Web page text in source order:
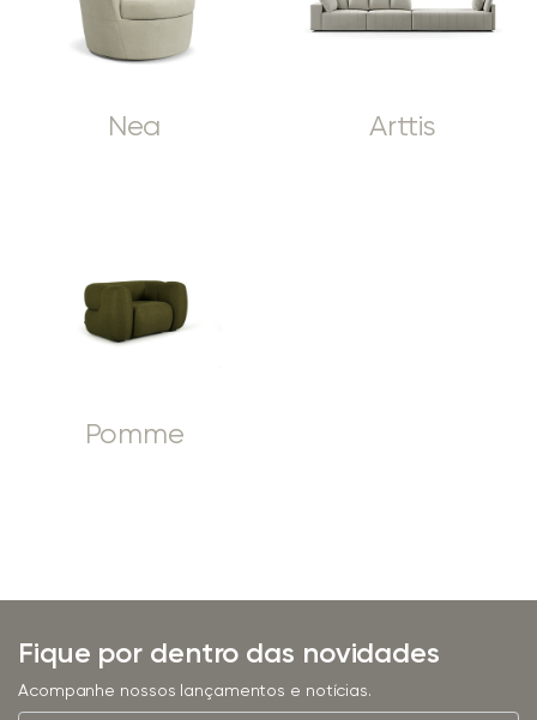
Nea Arttis
Pomme
Fique por dentro das novidades
Acompanhe nossos lançamentos e notícias.